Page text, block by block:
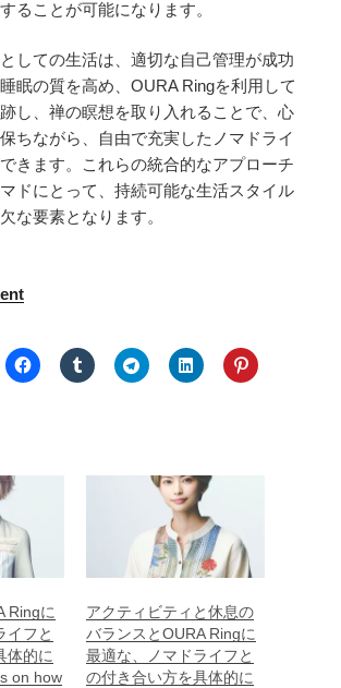
ることが可能になります。
しての生活は、適切な自己管理が成功
眠の質を高め、OURA Ringを利用して
し、禅の瞑想を取り入れることで、心
ちながら、自由で充実したノマドライ
きます。これらの統合的なアプローチ
ドにとって、持続可能な生活スタイル
な要素となります。
Ringに
イフと
体的に
on how
アクティビティと休息の
バランスとOURA Ringに
最適な、ノマドライフと
の付き合い方を具体的に